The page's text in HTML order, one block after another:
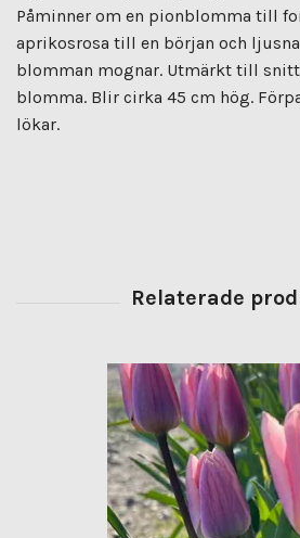
Påminner om en pionblomma till
aprikosrosa till en början och
blomman mognar. Utmärkt till
blomma. Blir cirka 45 cm hög.
lökar.